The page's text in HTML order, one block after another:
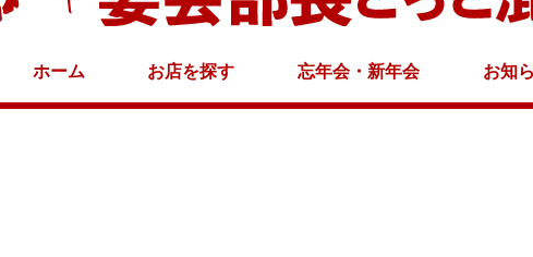
ホーム お店を探す 忘年会・新年会 お知